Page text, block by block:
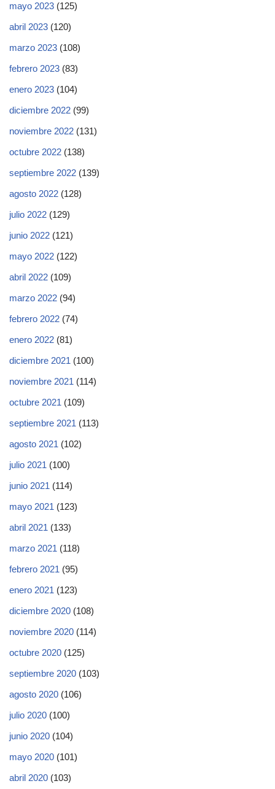
mayo 2023 (125)
abril 2023 (120)
marzo 2023 (108)
febrero 2023 (83)
enero 2023 (104)
diciembre 2022 (99)
noviembre 2022 (131)
octubre 2022 (138)
septiembre 2022 (139)
agosto 2022 (128)
julio 2022 (129)
junio 2022 (121)
mayo 2022 (122)
abril 2022 (109)
marzo 2022 (94)
febrero 2022 (74)
enero 2022 (81)
diciembre 2021 (100)
noviembre 2021 (114)
octubre 2021 (109)
septiembre 2021 (113)
agosto 2021 (102)
julio 2021 (100)
junio 2021 (114)
mayo 2021 (123)
abril 2021 (133)
marzo 2021 (118)
febrero 2021 (95)
enero 2021 (123)
diciembre 2020 (108)
noviembre 2020 (114)
octubre 2020 (125)
septiembre 2020 (103)
agosto 2020 (106)
julio 2020 (100)
junio 2020 (104)
mayo 2020 (101)
abril 2020 (103)